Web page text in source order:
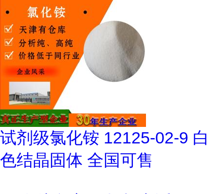
试剂级氯化铵 12125-02-9 白
色结晶固体 全国可售